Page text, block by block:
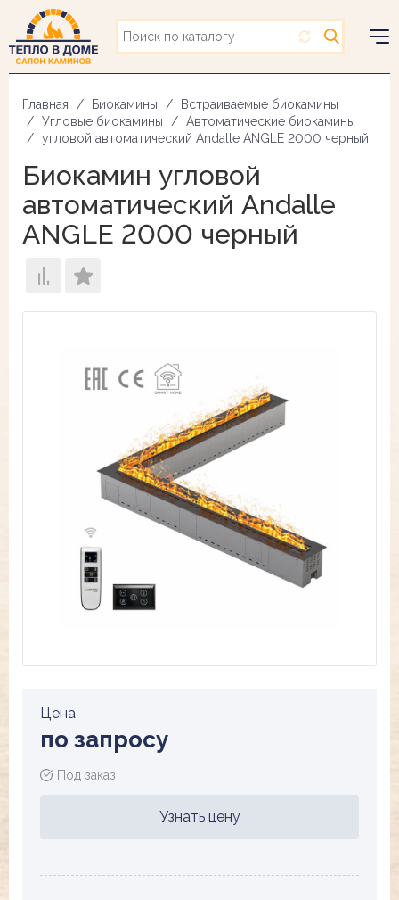
Перейти
основному
содержанию
Главная Биокамины
Встраиваемые биокамины
Угловые биокамины
Автоматические биокамины
угловой автоматический Andalle ANGLE 2000 черный
Биокамин угловой
автоматический Andalle
ANGLE 2000 черный
Цена
по запросу
Под заказ
Узнать цену